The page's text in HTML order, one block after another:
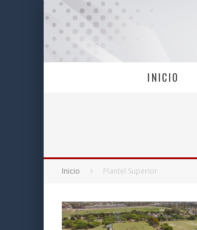
INICIO
Inicio Plantel Superior